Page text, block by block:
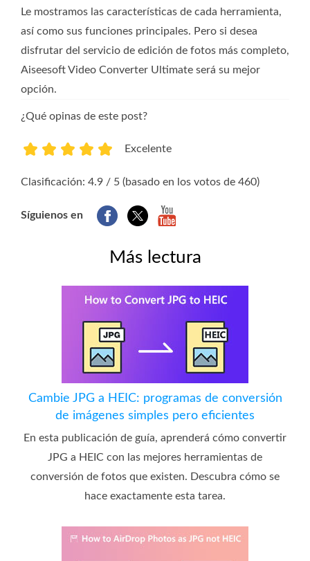
Le mostramos las características de cada herramienta,
así como sus funciones principales. Pero si desea
disfrutar del servicio de edición de fotos más completo,
Aiseesoft Video Converter Ultimate será su mejor
opción.
¿Qué opinas de este post?
Excelente
Clasificación: 4.9 / 5 (basado en los votos de 460)
Síguienos en
Más lectura
Cambie JPG a HEIC: programas de conversión
de imágenes simples pero eficientes
En esta publicación de guía, aprenderá cómo convertir
JPG a HEIC con las mejores herramientas de
conversión de fotos que existen. Descubra cómo se
hace exactamente esta tarea.